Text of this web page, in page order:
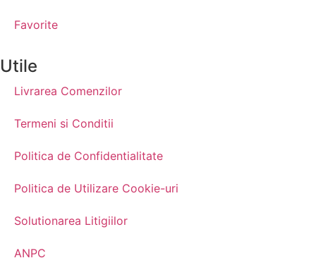
Favorite
Utile
Livrarea Comenzilor
Termeni si Conditii
Politica de Confidentialitate
Politica de Utilizare Cookie-uri
Solutionarea Litigiilor
ANPC